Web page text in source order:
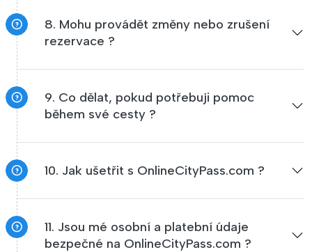
8. Mohu provádět změny nebo zrušení
rezervace ?
9. Co dělat, pokud potřebuji pomoc
během své cesty ?
10. Jak ušetřit s OnlineCityPass.com ?
11. Jsou mé osobní a platební údaje
bezpečné na OnlineCityPass.com ?